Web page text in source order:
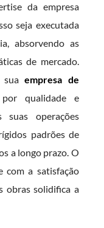
da empresa
seja executada
absorvendo as
de mercado.
suaempresa de
qualidade e
suas operações
padrões de
a longo prazo. O
com a satisfação
obras solidifica a